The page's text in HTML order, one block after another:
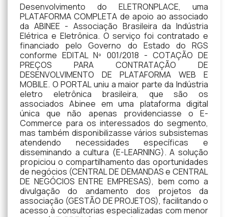
Desenvolvimento do ELETRONPLACE, uma
PLATAFORMA COMPLETA de apoio ao associado
da ABINEE - Associação Brasileira da Indústria
Elétrica e Eletrônica. O serviço foi contratado e
financiado pelo Governo do Estado do RGS
conforme EDITAL Nº 001/2018 - COTAÇÃO DE
PREÇOS PARA CONTRATAÇÃO DE
DESENVOLVIMENTO DE PLATAFORMA WEB E
MOBILE. O PORTAL uniu a maior parte da Indústria
eletro eletrônica brasileira, que são os
associados Abinee em uma plataforma digital
única que não apenas providenciasse o E-
Commerce para os interessados do segmento,
mas também disponibilizasse vários subsistemas
atendendo necessidades específicas e
disseminando a cultura (E-LEARNING). A solução
propiciou o compartilhamento das oportunidades
de negócios (CENTRAL DE DEMANDAS e CENTRAL
DE NEGÓCIOS ENTRE EMPRESAS), bem como a
divulgação do andamento dos projetos da
associação (GESTÃO DE PROJETOS), facilitando o
acesso à consultorias especializadas com menor